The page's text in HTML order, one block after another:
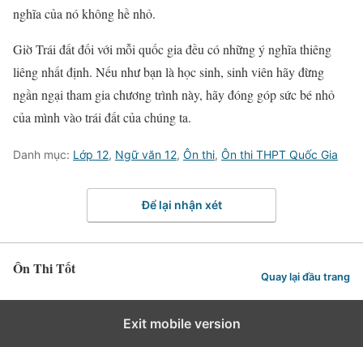
nghĩa của nó không hề nhỏ.
Giờ Trái đất đối với mỗi quốc gia đều có những ý nghĩa thiêng
liêng nhất định. Nếu như bạn là học sinh, sinh viên hãy đừng
ngần ngại tham gia chương trình này, hãy đóng góp sức bé nhỏ
của mình vào trái đất của chúng ta.
Danh mục: Lớp 12, Ngữ văn 12, Ôn thi, Ôn thi THPT Quốc Gia
Để lại nhận xét
Ôn Thi Tốt Quay lại đầu trang
Exit mobile version